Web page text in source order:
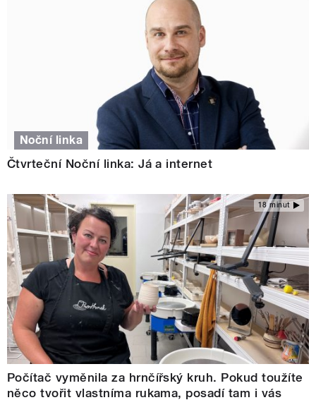
Noční linka
Čtvrteční Noční linka: Já a internet
18 minut
Počítač vyměnila za hrnčířský kruh. Pokud toužíte
něco tvořit vlastníma rukama, posadí tam i vás